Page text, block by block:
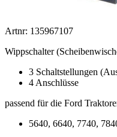
Artnr: 135967107
Wippschalter
3 Schaltstellungen
4 Anschlüsse
passend für die Ford
5640, 6640, 7740,